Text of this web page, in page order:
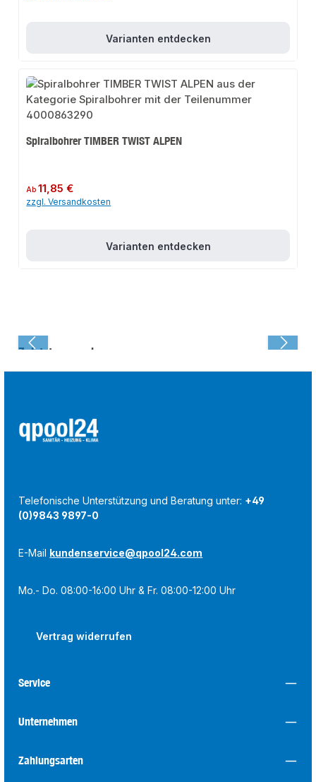
Varianten entdecken
Spiralbohrer TIMBER TWIST ALPEN
Regulärer Preis:
Ab11,85 €
zzgl. Versandkosten
Varianten entdecken
Zuletzt angesehen:
Telefonische Unterstützung und Beratung unter: +49
(0)9843 9897-0
E-Mail kundenservice@qpool24.com
Mo.- Do. 08:00-16:00 Uhr & Fr. 08:00-12:00 Uhr
Vertrag widerrufen
Service
Unternehmen
Zahlungsarten